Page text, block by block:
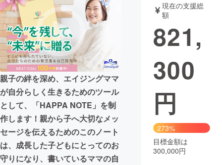
テクノロジー・ガジェット
映像・映画 書籍・雑誌
ビジネス・起業 チャレンジ
まちづくり・地域活性化
CAMPFIRE for Social Good
CAMPFIRE Creation
CAMPFIREふるさと納税
コミュニティ
親子の絆を深め、エイジングママ
が自分らしく生きるためのツール
として、「HAPPA NOTE」を制
作します！親から子へ大切なメッ
セージを伝えるためのこのノート
は、成長した子どもにとってのお
守りになり、書いているママの自
現在の支援総
額
821,
300
円
273%
目標金額は
300,000円